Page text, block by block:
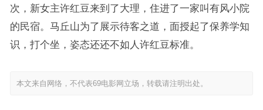
次，新女主许红豆来到了大理，住进了一家叫有风小院
的民宿。马丘山为了展示待客之道，面授起了保养学知
识，打个坐，姿态还还不如人许红豆标准。
本文来自网络，不代表69电影网立场，转载请注明出处。